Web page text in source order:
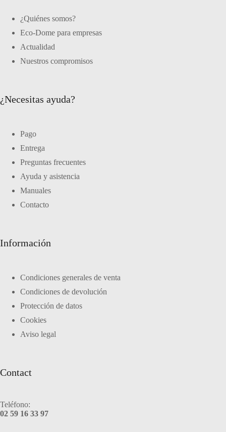
¿Quiénes somos?
Eco-Dome para empresas
Actualidad
Nuestros compromisos
¿Necesitas ayuda?
Pago
Entrega
Preguntas frecuentes
Ayuda y asistencia
Manuales
Contacto
Información
Condiciones generales de venta
Condiciones de devolución
Protección de datos
Cookies
Aviso legal
Contact
Teléfono:
02 59 16 33 97